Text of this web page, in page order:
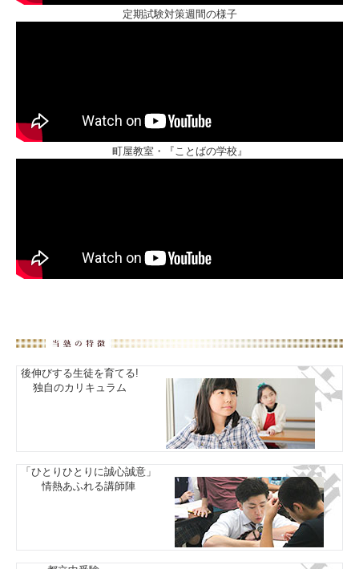
定期試験対策週間の様子
町屋教室・『ことばの学校』
後伸びする生徒を育てる!
独自のカリキュラム
「ひとりひとりに誠心誠意」
情熱あふれる講師陣